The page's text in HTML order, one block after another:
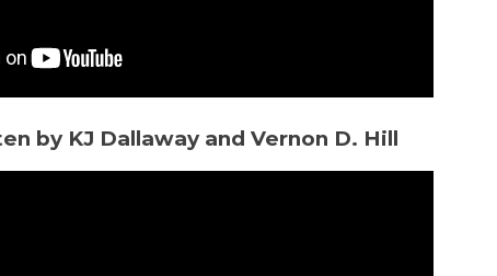
by KJ Dallaway and Vernon D. Hill